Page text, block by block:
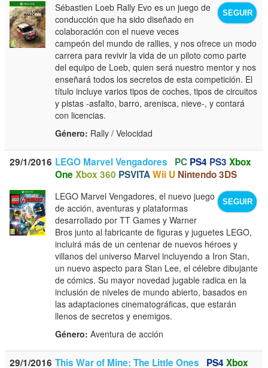
SEGUIR
Sébastien Loeb Rally Evo es un juego de
conducción que ha sido diseñado en
colaboración con el nueve veces
campeón del mundo de rallies, y nos ofrece un modo
carrera para revivir la vida de un piloto como parte
del equipo de Loeb, quien será nuestro mentor y nos
enseñará todos los secretos de esta competición. El
título incluye varios tipos de coches, tipos de circuitos
y pistas -asfalto, barro, arenisca, nieve-, y contará
con licencias.
Género: Rally / Velocidad
29/1/2016 LEGO Marvel Vengadores PC PS4 PS3 Xbox
One Xbox 360 PSVITAWii U Nintendo 3DS
SEGUIR
LEGO Marvel Vengadores, el nuevo juego
de acción, aventuras y plataformas
desarrollado por TT Games y Warner
Bros junto al fabricante de figuras y juguetes LEGO,
incluirá más de un centenar de nuevos héroes y
villanos del universo Marvel incluyendo a Iron Stan,
un nuevo aspecto para Stan Lee, el célebre dibujante
de cómics. Su mayor novedad jugable radica en la
inclusión de niveles de mundo abierto, basados en
las adaptaciones cinematográficas, que estarán
llenos de secretos y enemigos.
Género: Aventura de acción
29/1/2016 This War of Mine: The Little Ones PS4 Xbox